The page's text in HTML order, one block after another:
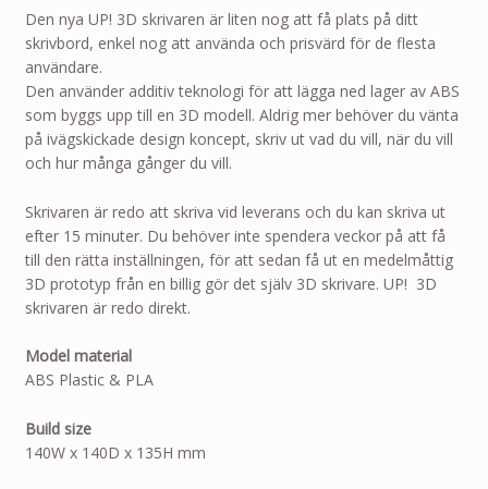
Den nya UP! 3D skrivaren är liten nog att få plats på ditt
skrivbord, enkel nog att använda och prisvärd för de flesta
användare.
Den använder additiv teknologi för att lägga ned lager av ABS
som byggs upp till en 3D modell. Aldrig mer behöver du vänta
på ivägskickade design koncept, skriv ut vad du vill, när du vill
och hur många gånger du vill.
Skrivaren är redo att skriva vid leverans och du kan skriva ut
efter 15 minuter. Du behöver inte spendera veckor på att få
till den rätta inställningen, för att sedan få ut en medelmåttig
3D prototyp från en billig gör det själv 3D skrivare. UP! 3D
skrivaren är redo direkt.
Model material
ABS Plastic & PLA
Build size
140W x 140D x 135H mm